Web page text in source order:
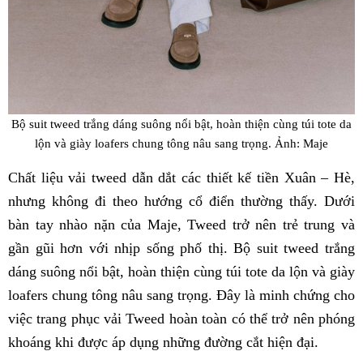
Bộ suit tweed trắng dáng suông nổi bật, hoàn thiện cùng túi tote da
lộn và giày loafers chung tông nâu sang trọng. Ảnh: Maje
Chất liệu vải tweed dẫn dắt các thiết kế tiền Xuân – Hè,
nhưng không đi theo hướng cổ điển thường thấy. Dưới
bàn tay nhào nặn của Maje, Tweed trở nên trẻ trung và
gần gũi hơn với nhịp sống phố thị. Bộ suit tweed trắng
dáng suông nổi bật, hoàn thiện cùng túi tote da lộn và giày
loafers chung tông nâu sang trọng. Đây là minh chứng cho
việc trang phục vải Tweed hoàn toàn có thể trở nên phóng
khoáng khi được áp dụng những đường cắt hiện đại.